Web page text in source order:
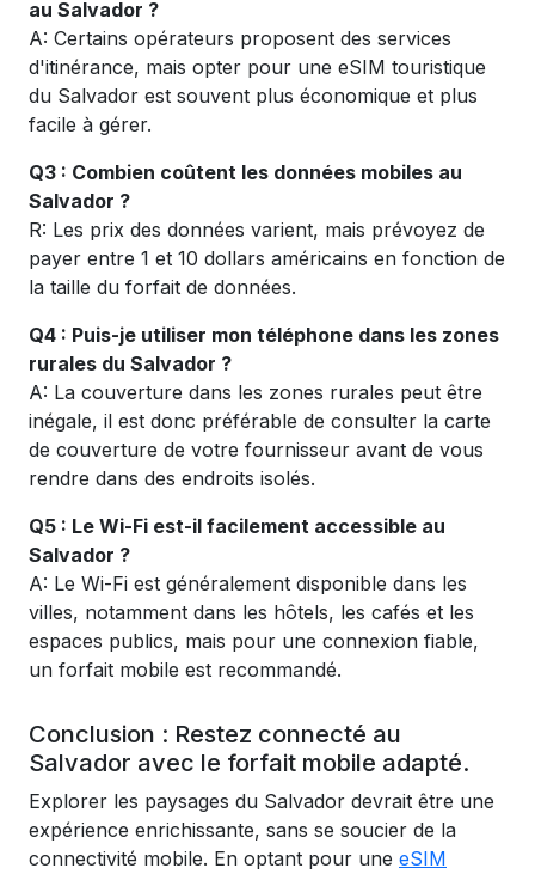
au Salvador ?
A: Certains opérateurs proposent des services
d'itinérance, mais opter pour une eSIM touristique
du Salvador est souvent plus économique et plus
facile à gérer.
Q3 : Combien coûtent les données mobiles au
Salvador ?
R: Les prix des données varient, mais prévoyez de
payer entre 1 et 10 dollars américains en fonction de
la taille du forfait de données.
Q4 : Puis-je utiliser mon téléphone dans les zones
rurales du Salvador ?
A: La couverture dans les zones rurales peut être
inégale, il est donc préférable de consulter la carte
de couverture de votre fournisseur avant de vous
rendre dans des endroits isolés.
Q5 : Le Wi-Fi est-il facilement accessible au
Salvador ?
A: Le Wi-Fi est généralement disponible dans les
villes, notamment dans les hôtels, les cafés et les
espaces publics, mais pour une connexion fiable,
un forfait mobile est recommandé.
Conclusion : Restez connecté au
Salvador avec le forfait mobile adapté.
Explorer les paysages du Salvador devrait être une
expérience enrichissante, sans se soucier de la
connectivité mobile. En optant pour une eSIM